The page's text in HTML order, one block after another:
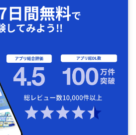
日間無料で
してみよう!!